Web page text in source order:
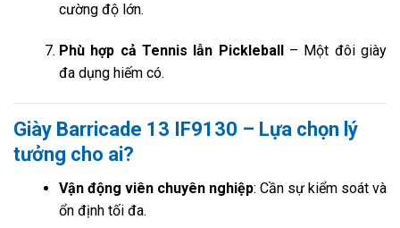
cường độ lớn.
Phù hợp cả Tennis lẫn Pickleball
– Một đôi giày
đa dụng hiếm có.
Giày Barricade 13 IF9130 – Lựa chọn lý
tưởng cho ai?
Vận động viên chuyên nghiệp: Cần sự kiểm soát và
ổn định tối đa.